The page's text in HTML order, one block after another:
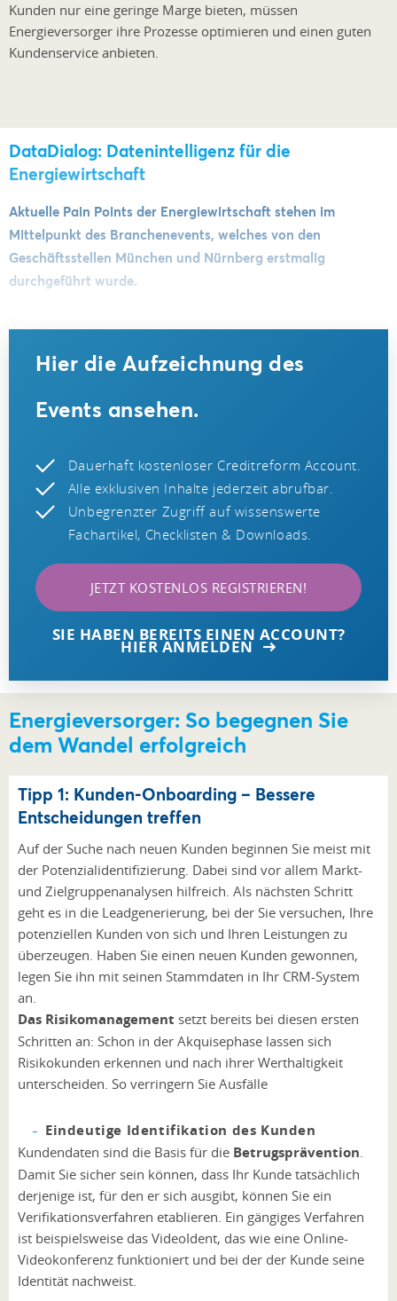
Kunden nur eine geringe Marge bieten, müssen
Energieversorger ihre Prozesse optimieren und einen guten
Kundenservice anbieten.
DataDialog: Datenintelligenz für die
Energiewirtschaft
Aktuelle Pain Points der Energiewirtschaft stehen im
Mittelpunkt des Branchenevents, welches von den
Geschäftsstellen München und Nürnberg erstmalig
durchgeführt wurde.
Hier die Aufzeichnung des
Events ansehen.
Dauerhaft kostenloser Creditreform Account.
Alle exklusiven Inhalte jederzeit abrufbar.
Unbegrenzter Zugriff auf wissenswerte
Fachartikel, Checklisten & Downloads.
JETZT KOSTENLOS REGISTRIEREN!
SIE HABEN BEREITS EINEN ACCOUNT?
HIER ANMELDEN
Energieversorger: So begegnen Sie
dem Wandel erfolgreich
Tipp 1: Kunden-Onboarding – Bessere
Entscheidungen treffen
Auf der Suche nach neuen Kunden beginnen Sie meist mit
der Potenzialidentifizierung. Dabei sind vor allem Markt-
und Zielgruppenanalysen hilfreich. Als nächsten Schritt
geht es in die Leadgenerierung, bei der Sie versuchen, Ihre
potenziellen Kunden von sich und Ihren Leistungen zu
überzeugen. Haben Sie einen neuen Kunden gewonnen,
legen Sie ihn mit seinen Stammdaten in Ihr CRM-System
an.
Das Risikomanagement setzt bereits bei diesen ersten
Schritten an: Schon in der Akquisephase lassen sich
Risikokunden erkennen und nach ihrer Werthaltigkeit
unterscheiden. So verringern Sie Ausfälle
Eindeutige Identifikation des Kunden
Kundendaten sind die Basis für die Betrugsprävention
Damit Sie sicher sein können, dass Ihr Kunde tatsächlich
derjenige ist, für den er sich ausgibt, können Sie ein
Verifikationsverfahren etablieren. Ein gängiges Verfahren
ist beispielsweise das VideoIdent, das wie eine Online-
Videokonferenz funktioniert und bei der der Kunde seine
Identität nachweist.